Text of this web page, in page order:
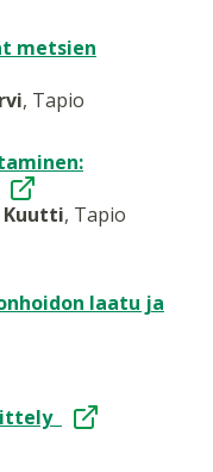
metsien
, Tapio
Kuutti, Tapio
laatu ja